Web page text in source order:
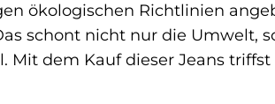
ökologischen Richtlinien
schont nicht nur die Umwelt,
dem Kauf dieser Jeans